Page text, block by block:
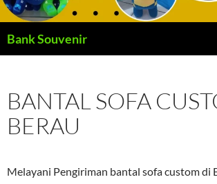
Bank Souvenir
BANTAL SOFA
BERAU
Melayani Pengiriman bantal sofa custom di